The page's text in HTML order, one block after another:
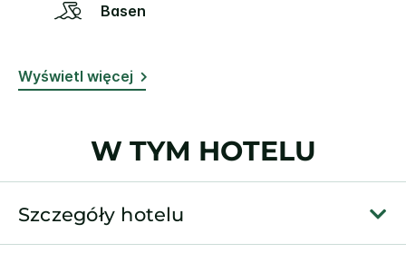
Basen
Wyświetl więcej
W TYM HOTELU
Szczegóły hotelu